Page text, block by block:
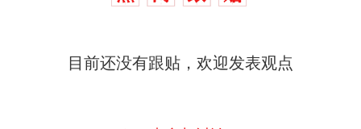
目前还没有跟贴，欢迎发表观点